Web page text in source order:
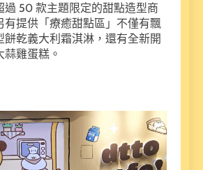
過 50 款主題限定的甜點造型商
有提供「療癒甜點區」不僅有飄
餅乾義大利霜淇淋，還有全新開
雞蛋糕。